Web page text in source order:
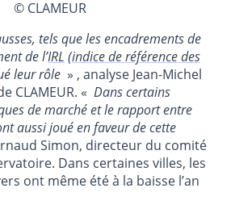
© CLAMEUR
tels que les encadrements de
de l’IRL (indice de référence des
leur rôle » , analyse Jean-Michel
CLAMEUR. « Dans certains
de marché et le rapport entre
aussi joué en faveur de cette
Simon, directeur du comité
Dans certaines villes, les
ont même été à la baisse l’an